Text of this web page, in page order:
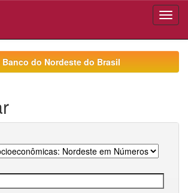
Banco do Nordeste do Brasil